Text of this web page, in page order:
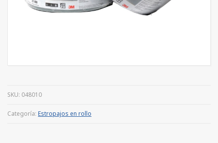
SKU: 048010
Categoría: Estropajos en rollo